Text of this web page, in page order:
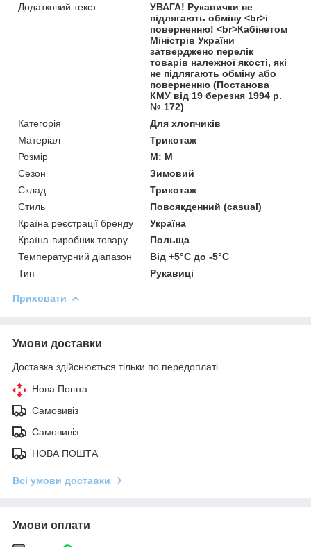
Додатковий текст
УВАГА! Рукавички не
підлягають обміну <br>і
поверненню! <br>Кабінетом
Міністрів України
затверджено перелік
товарів належної якості, які
не підлягають обміну або
поверненню (Постанова
КМУ від 19 березня 1994 р.
№ 172)
Категорія
Для хлопчиків
Матеріал
Трикотаж
Розмір
M: M
Сезон
Зимовий
Склад
Трикотаж
Стиль
Повсякденний (casual)
Країна реєстрації бренду
Україна
Країна-виробник товару
Польща
Температурний діапазон
Від +5°C до -5°C
Тип
Рукавиці
Приховати
Умови доставки
Доставка здійснюється тільки по передоплаті.
Нова Пошта
Самовивіз
Самовивіз
НОВА ПОШТА
Всі умови доставки
Умови оплати